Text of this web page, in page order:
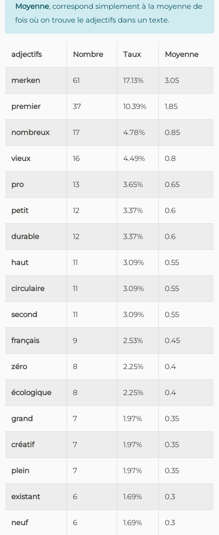
Moyenne, correspond simplement à la moyenne de
fois où on trouve le adjectifs dans un texte.
adjectifs Nombre Taux Moyenne
merken 61 17.13% 3.05
premier 37 10.39% 1.85
nombreux 17 4.78% 0.85
vieux 16 4.49% 0.8
pro 13 3.65% 0.65
petit 12 3.37% 0.6
durable 12 3.37% 0.6
haut 11 3.09% 0.55
circulaire 11 3.09% 0.55
second 11 3.09% 0.55
français 9 2.53% 0.45
zéro 8 2.25% 0.4
écologique 8 2.25% 0.4
grand 7 1.97% 0.35
créatif 7 1.97% 0.35
plein 7 1.97% 0.35
existant 6 1.69% 0.3
neuf 6 1.69% 0.3